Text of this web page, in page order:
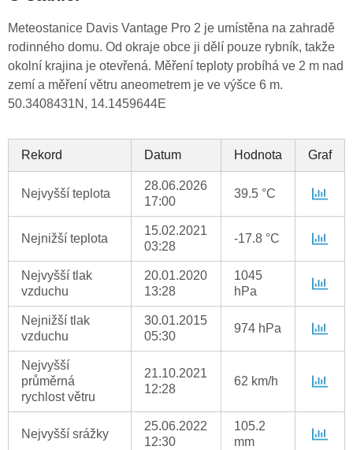
Meteostanice Davis Vantage Pro 2 je umístěna na zahradě
rodinného domu. Od okraje obce ji dělí pouze rybník, takže
okolní krajina je otevřená. Měření teploty probíhá ve 2 m nad
zemí a měření větru aneometrem je ve výšce 6 m.
50.3408431N, 14.1459644E
Rekord Datum Hodnota Graf
Nejvyšší teplota
28.06.2026
17:00
39.5 °C
Nejnižší teplota
15.02.2021
03:28
-17.8 °C
Nejvyšší tlak
vzduchu
20.01.2020
13:28
1045
hPa
Nejnižší tlak
vzduchu
30.01.2015
05:30
974 hPa
Nejvyšší
průměrná
rychlost větru
21.10.2021
12:28
62 km/h
Nejvyšší srážky
25.06.2022
12:30
105.2
mm